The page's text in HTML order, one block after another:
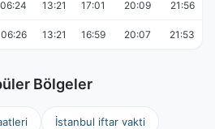
06:24 13:21 17:01 20:09 21:56
06:26 13:21 16:59 20:07 21:53
Bölgeler
İstanbul iftar vakti